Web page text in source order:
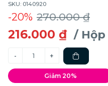
SKU: 0140920
-20% 270.000 ₫
216.000 ₫ / Hộp
Giảm 20%